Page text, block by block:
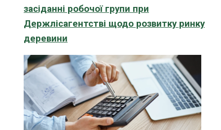
засіданні робочої групи при
Держлісагентстві щодо розвитку ринку
деревини